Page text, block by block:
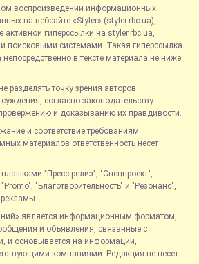
воспроизведении информационных
на вебсайте «Styler» (styler.rbc.ua),
гиперссылки на styler.rbc.ua,
поисковыми системами. Такая гиперссылка
в тексте материала не ниже
разделять точку зрения авторов
согласно законодательству
и доказыванию их правдивости.
и соответствие требованиям
материалов ответственность несет
"Пресс-релиз", "Спецпроект",
"Благотворительность" и "Резонанс",
является информационным форматом,
и объявления, связанные с
и основывается на информации,
компаниями. Редакция не несет